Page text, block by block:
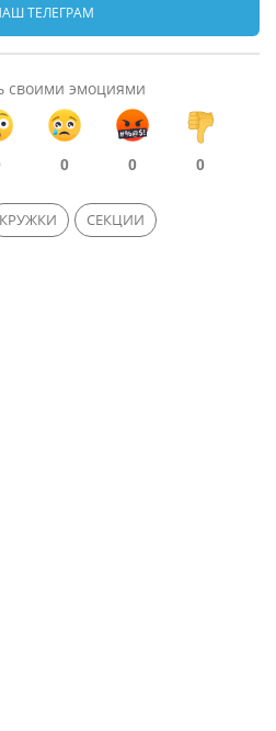
ТЕЛЕГРАМ
своими эмоциями
0 0 0
КРУЖКИ СЕКЦИИ